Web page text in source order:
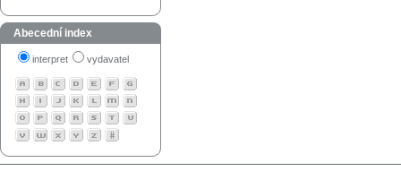
Abecední index
interpret vydavatel